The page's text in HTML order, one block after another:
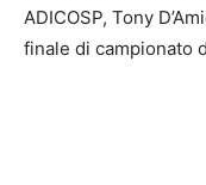
ADICOSP, Tony
finale di campionato